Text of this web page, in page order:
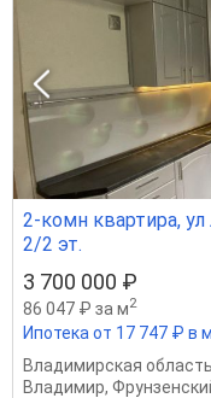
2-комн квартира,
2/2 эт.
3 700 000 ₽
86 047 ₽ за м2
Ипотека от 17 747 ₽ в
Владимирская область
Владимир,